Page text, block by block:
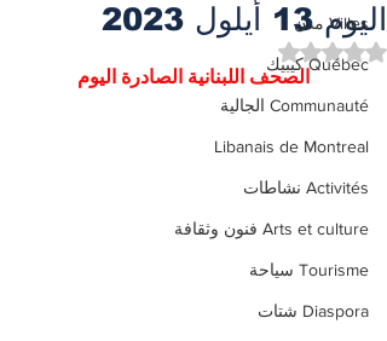
Villes مدن
Québec كيبيك
Communauté الجالية
Libanais de Montreal
Activités نشاطات
Arts et culture فنون وثقافة
Tourisme سياحة
Diaspora شتات
اليوم 13 أيلول 2023
تم التقييم بـ ليس رقمًا من أصل 5 نجوم.
الصحف اللبنانية الصادرة اليوم